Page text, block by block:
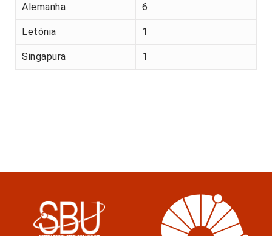
Alemanha 6
Letónia 1
Singapura 1